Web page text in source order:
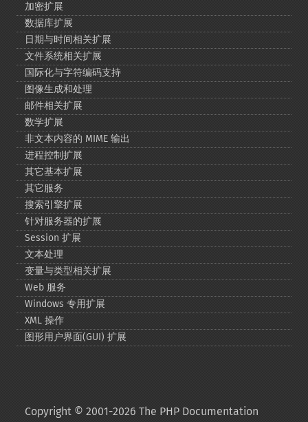
加密扩展
数据库扩展
日期与时间相关扩展
文件系统相关扩展
国际化与字符编码支持
图像生成和处理
邮件相关扩展
数学扩展
非文本内容的 MIME 输出
进程控制扩展
其它基本扩展
其它服务
搜索引擎扩展
针对服务器的扩展
Session 扩展
文本处理
变量与类型相关扩展
Web 服务
Windows 专用扩展
XML 操作
图形用户界面(GUI) 扩展
Copyright © 2001-2026 The PHP Documentation